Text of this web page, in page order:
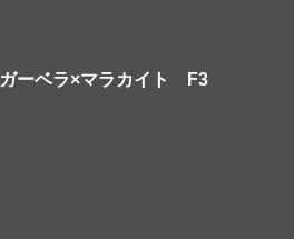
ガーベラ×マラカイト F3